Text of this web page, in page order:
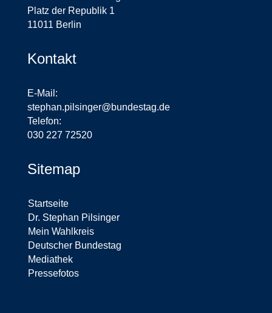
Platz der Republik 1
11011 Berlin
Kontakt
E-Mail:
stephan.pilsinger@bundestag.de
Telefon:
030 227 72520
Sitemap
Startseite
Dr. Stephan Pilsinger
Mein Wahlkreis
Deutscher Bundestag
Mediathek
Pressefotos